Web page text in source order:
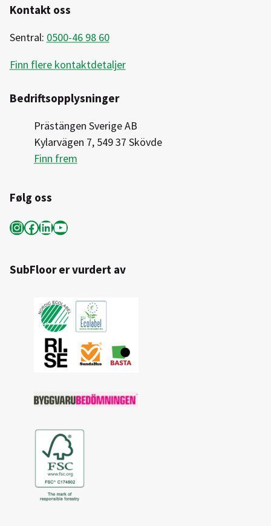
Kontakt oss
Sentral: 0500-46 98 60
Finn flere kontaktdetaljer
Bedriftsopplysninger
Prästängen Sverige AB
Kylarvägen 7, 549 37 Skövde
Finn frem
Følg oss
InstagramFacebook LinkedIn YouTube
SubFloor er vurdert av